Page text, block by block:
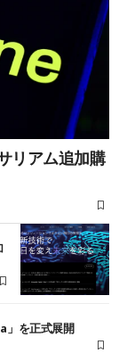
リアム追加購
」を正式展開